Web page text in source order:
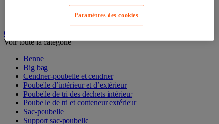
Bobine d'essuyage industriel
Chiffons textile et non-tissé
Distributeur d'essuyage industriel
Gestion des déchets
Benne
Big bag
Cendrier-poubelle et cendrier
Poubelle d’intérieur et d’extérieur
Poubelle de tri des déchets intérieur
Poubelle de tri et conteneur extérieur
Sac-poubelle
Paramètres des cookies